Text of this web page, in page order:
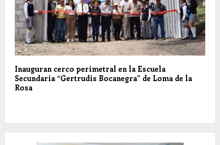
Inauguran cerco perimetral en la Escuela
Secundaria “Gertrudis Bocanegra” de Loma de la
Rosa